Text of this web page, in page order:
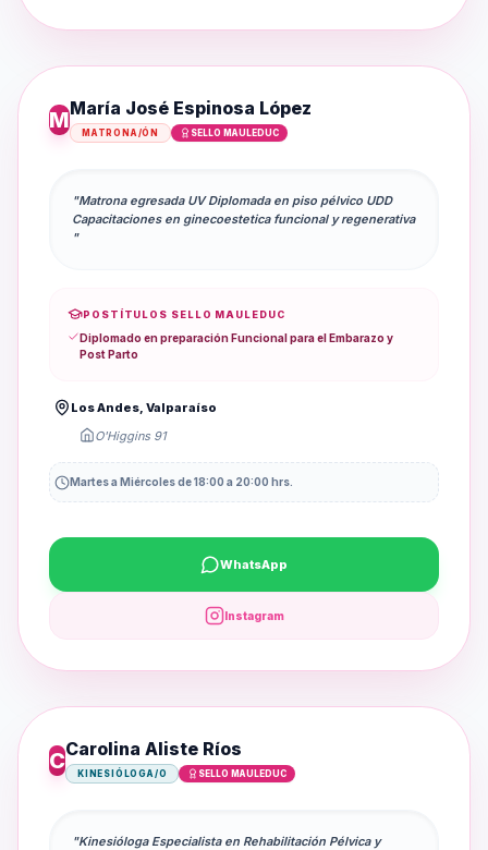
MMaría José Espinosa López
MATRONA/ÓN SELLO MAULEDUC
"Matrona egresada UV Diplomada en piso pélvico UDD
Capacitaciones en ginecoestetica funcional y regenerativa
"
POSTÍTULOS SELLO MAULEDUC
Diplomado en preparación Funcional para el Embarazo y
Post Parto
Los Andes, Valparaíso
O'Higgins 91
Martes a Miércoles de 18:00 a 20:00 hrs.
WhatsApp
Instagram
CCarolina Aliste Ríos
KINESIÓLOGA/O SELLO MAULEDUC
"Kinesióloga Especialista en Rehabilitación Pélvica y